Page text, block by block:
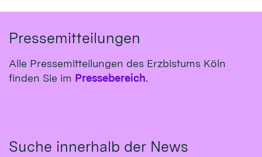
Pressemitteilungen
Alle Pressemitteilungen des Erzbistums Köln
finden Sie im Pressebereich.
Suche innerhalb der News